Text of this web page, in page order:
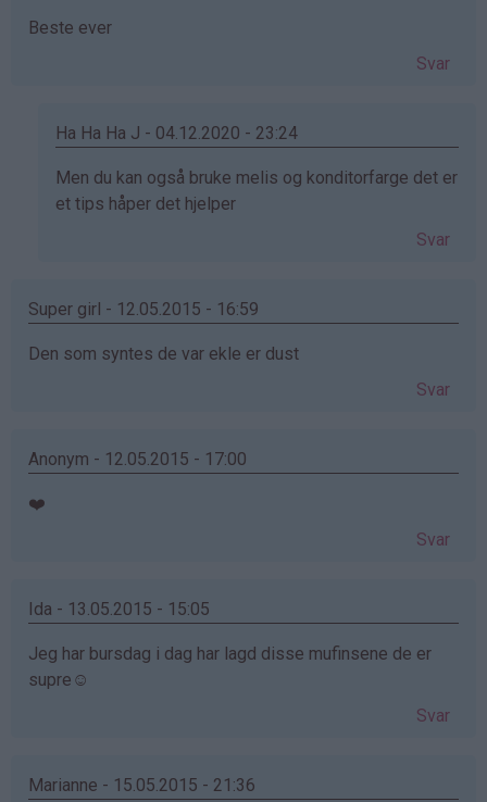
Beste ever
Svar
Ha Ha Ha J - 04.12.2020 - 23:24
Som
svar
(ikke
Men du kan også bruke melis og konditorfarge det er
et tips håper det hjelper
Svar
Super girl - 12.05.2015 - 16:59
Den som syntes de var ekle er dust
Svar
Anonym - 12.05.2015 - 17:00
❤️
Svar
Ida - 13.05.2015 - 15:05
Jeg har bursdag i dag har lagd disse mufinsene de er
supre☺️
Svar
Marianne - 15.05.2015 - 21:36